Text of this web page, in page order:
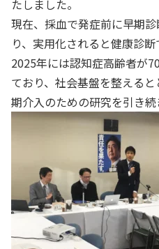
たしました。
現在、採血で発症前に早期
り、実用化されると健康診断
2025年には認知症高齢者が
ており、社会基盤を整える
期介入のための研究を引き続